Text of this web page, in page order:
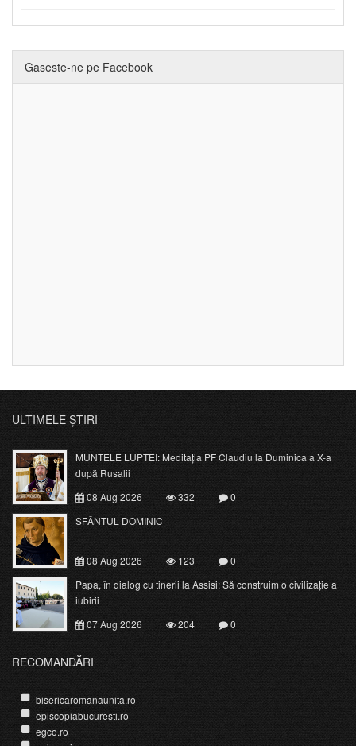
Gaseste-ne pe Facebook
ULTIMELE ȘTIRI
MUNTELE LUPTEI: Meditația PF Claudiu la Duminica a X-a
după Rusalii
08 Aug 2026
332
0
SFÂNTUL DOMINIC
08 Aug 2026 123
0
Papa, în dialog cu tinerii la Assisi: Să construim o civilizație a
iubirii
07 Aug 2026
204 0
RECOMANDĂRI
bisericaromanaunita.ro
episcopiabucuresti.ro
egco.ro